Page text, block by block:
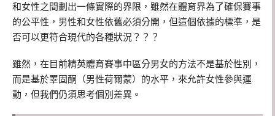
和女性之間劃出一條實際的界限，雖然在體育界為了確保賽事
的公平性，男性和女性依舊必須分開，但這個依據的標準，是
否可以更符合現代的各種狀況？？？
雖然，在目前精英體育賽事中區分男女的方法不是基於性別，
而是基於睪固酮（男性荷爾蒙）的水平，來允許女性參與運
動，但我們仍須思考個別差異。